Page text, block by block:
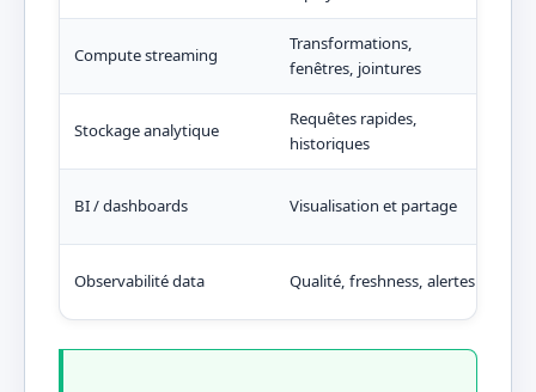
Compute streaming
Transformations,
fenêtres, jointures
Stockage analytique
Requêtes rapides,
historiques
BI / dashboards Visualisation et partage
Observabilité data Qualité, freshness, alertes